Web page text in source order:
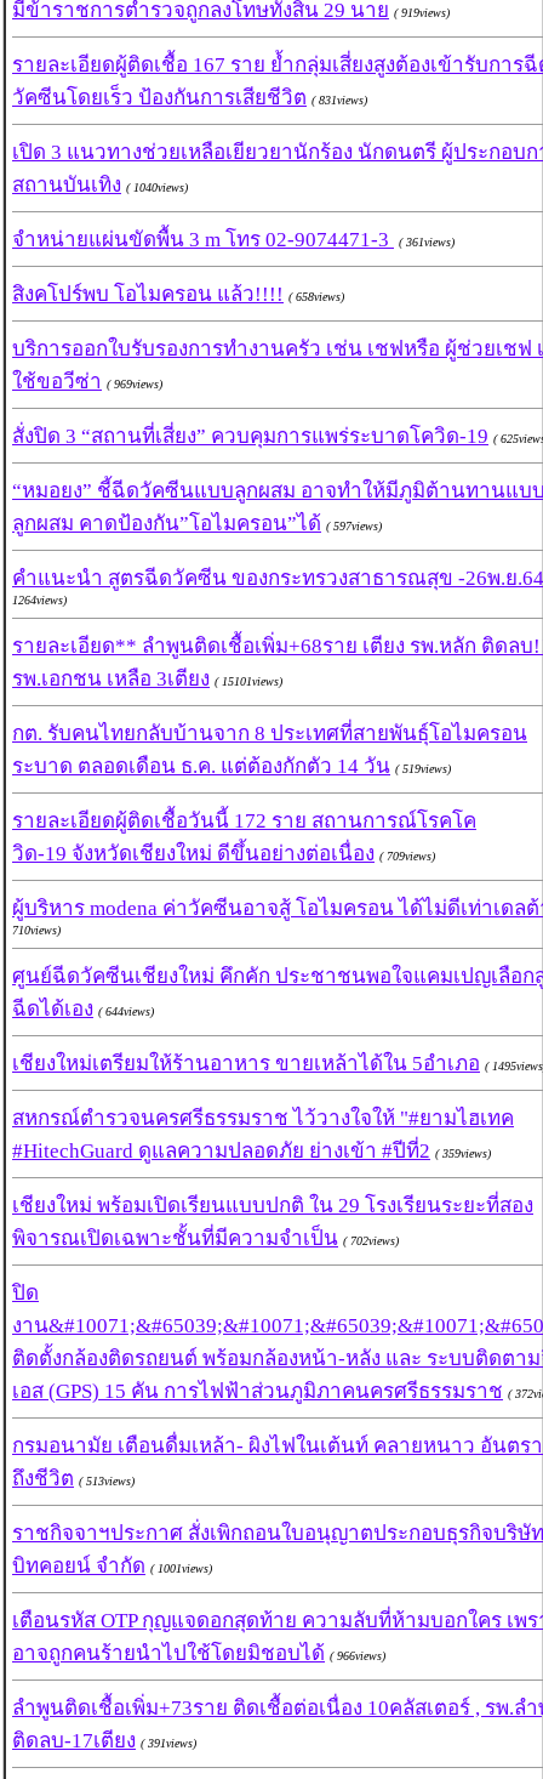
มีข้าราชการตำรวจถูกลงโทษทั้งสิ้น 29 นาย ( 919views)
รายละเอียดผู้ติดเชื้อ 167 ราย ย้ำกลุ่มเสี่ยงสูงต้องเข้ารับการ
วัคซีนโดยเร็ว ป้องกันการเสียชีวิต ( 831views)
เปิด 3 แนวทางช่วยเหลือเยียวยานักร้อง นักดนตรี ผู้ประกอบก
สถานบันเทิง ( 1040views)
จำหน่ายแผ่นขัดพื้น 3 m โทร 02-9074471-3 ( 361views)
สิงคโปร์พบ โอไมครอน แล้ว!!!! ( 658views)
บริการออกใบรับรองการทำงานครัว เช่น เชฟหรือ ผู้ช่วยเชฟ
ใช้ขอวีซ่า ( 969views)
สั่งปิด 3 “สถานที่เสี่ยง” ควบคุมการแพร่ระบาดโควิด-19 (
“หมอยง” ชี้ฉีดวัคซีนแบบลูกผสม อาจทำให้มีภูมิต้านทานแบ
ลูกผสม คาดป้องกัน”โอไมครอน”ได้ ( 597views)
คำแนะนำ สูตรฉีดวัคซีน ของกระทรวงสาธารณสุข -26พ.ย.64
1264views)
รายละเอียด** ลำพูนติดเชื้อเพิ่ม+68ราย เตียง รพ.หลัก ติดลบ
รพ.เอกชน เหลือ 3เตียง ( 15101views)
กต. รับคนไทยกลับบ้านจาก 8 ประเทศที่สายพันธุ์โอไมครอน
ระบาด ตลอดเดือน ธ.ค. แต่ต้องกักตัว 14 วัน ( 519views)
รายละเอียดผู้ติดเชื้อวันนี้ 172 ราย สถานการณ์โรคโค
วิด-19 จังหวัดเชียงใหม่ ดีขึ้นอย่างต่อเนื่อง ( 709views)
ผู้บริหาร modena ค่าวัคซีนอาจสู้ โอไมครอน ได้ไม่ดีเท่าเดล
710views)
ศูนย์ฉีดวัคซีนเชียงใหม่ คึกคัก ประชาชนพอใจแคมเปญเลือก
ฉีดได้เอง ( 644views)
เชียงใหม่เตรียมให้ร้านอาหาร ขายเหล้าได้ใน 5อำเภอ (
สหกรณ์ตำรวจนครศรีธรรมราช ไว้วางใจให้ "#ยามไฮเทค
#HitechGuard ดูแลความปลอดภัย ย่างเข้า #ปีที่2 ( 359views)
เชียงใหม่ พร้อมเปิดเรียนแบบปกติ ใน 29 โรงเรียนระยะที่สอง
พิจารณเปิดเฉพาะชั้นที่มีความจำเป็น ( 702views)
ปิด
งาน
ติดตั้งกล้องติดรถยนต์ พร้อมกล้องหน้า-หลัง และ ระบบติดตา
เอส (GPS) 15 คัน การไฟฟ้าส่วนภูมิภาคนครศรีธรรมราช (
กรมอนามัย เตือนดื่มเหล้า- ผิงไฟในเต้นท์ คลายหนาว อันตร
ถึงชีวิต ( 513views)
ราชกิจจาฯประกาศ สั่งเพิกถอนใบอนุญาตประกอบธุรกิจบริษัท
บิทคอยน์ จํากัด ( 1001views)
เตือนรหัส OTP กุญแจดอกสุดท้าย ความลับที่ห้ามบอกใคร เพร
อาจถูกคนร้ายนำไปใช้โดยมิชอบได้ ( 966views)
ลำพูนติดเชื้อเพิ่ม+73ราย ติดเชื้อต่อเนื่อง 10คลัสเตอร์ , รพ.ล
ติดลบ-17เตียง ( 391views)